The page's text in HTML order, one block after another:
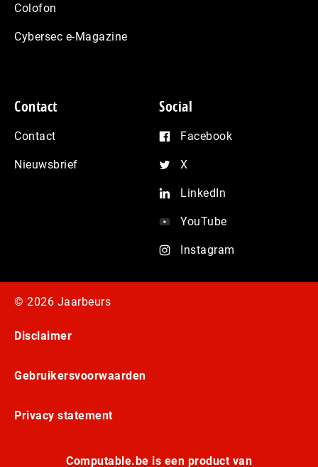
Colofon
Cybersec e-Magazine
Contact
Contact
Nieuwsbrief
Social
Facebook
X
LinkedIn
YouTube
Instagram
© 2026 Jaarbeurs
Disclaimer
Gebruikersvoorwaarden
Privacy statement
Computable.be is een product van